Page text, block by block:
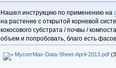
Нашел инструкцию по применению на
на растение с открытой корневой
кокосового субстрата / почвы /
объем и попробовать, благо есть
MycorrMax-Data-Sheet-April-2013.pdf